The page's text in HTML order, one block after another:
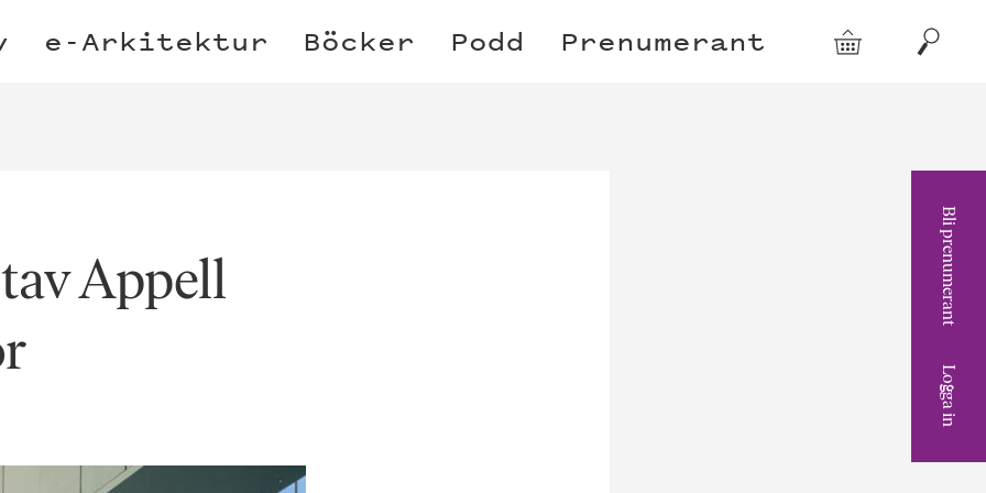
e-Arkitektur Böcker Podd Prenumerant Varukorg Sök
Bli prenumerant
Logga in
Appell